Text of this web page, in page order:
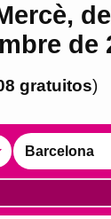
de
gratuitos)
Barcelona